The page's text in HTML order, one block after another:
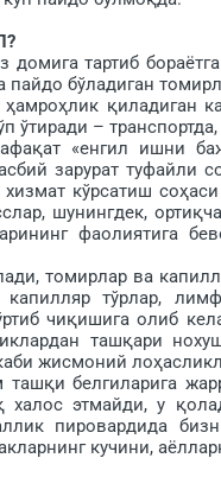
тартиб
пайдо бўладиган
қиладиган
ўтиради –
«енгил ишни
зарурат
кўрсатиш
шунингдек,
фаолиятига
томирлар ва
тўрлар,
чиқишига олиб
ташқари
жисмоний
белгиларига
халос этмайди, у
пировардида
кучини,